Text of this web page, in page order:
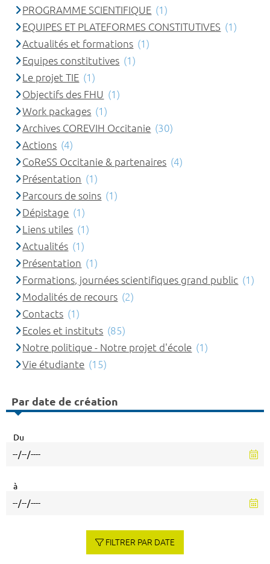
PROGRAMME SCIENTIFIQUE (1)
EQUIPES ET PLATEFORMES CONSTITUTIVES (1)
Actualités et formations (1)
Equipes constitutives (1)
Le projet TIE (1)
Objectifs des FHU (1)
Work packages (1)
Archives COREVIH Occitanie (30)
Actions (4)
CoReSS Occitanie & partenaires (4)
Présentation (1)
Parcours de soins (1)
Dépistage (1)
Liens utiles (1)
Actualités (1)
Présentation (1)
Formations, journées scientifiques grand public (1)
Modalités de recours (2)
Contacts (1)
Ecoles et instituts (85)
Notre politique - Notre projet d'école (1)
Vie étudiante (15)
Par date de création
Du
à
FILTRER PAR DATE